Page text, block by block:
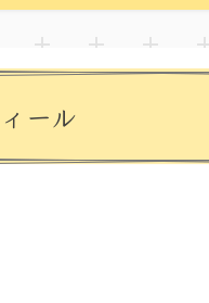
ール